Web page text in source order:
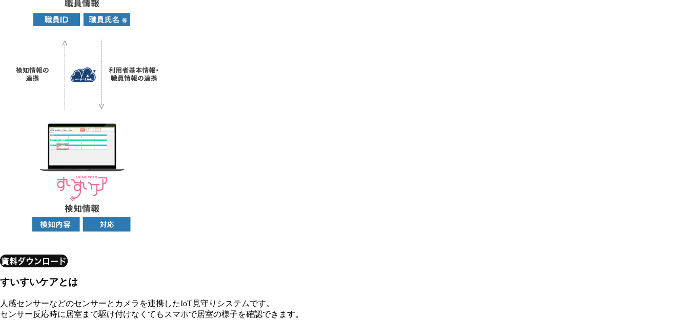
資料ダウンロード
すいすいケアとは
人感センサーなどのセンサーとカメラを連携したIoT見守りシステムです。
センサー反応時に居室まで駆け付けなくてもスマホで居室の様子を確認できます。